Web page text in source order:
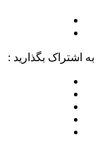
به اشتراک بگذارید :